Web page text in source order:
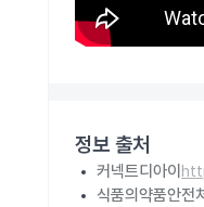
정보 출처
커넥트디아이
식품의약품안전